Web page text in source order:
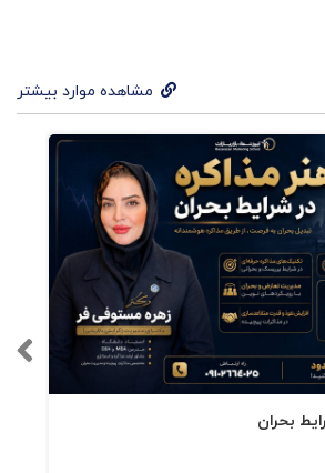
به دلیل مقاومت یا لختی
سازمان، رویکردی یکنواخت را در
سری ابزارهای مشخص
و بارها مورد استفاده قرار می‌دهند.
فهرست کتاب 50چالش
مشاهده موارد بیشتر
بحران